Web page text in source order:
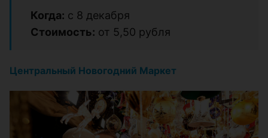
Когда: с 8 декабря
Стоимость: от 5,50 рубля
Центральный Новогодний Маркет